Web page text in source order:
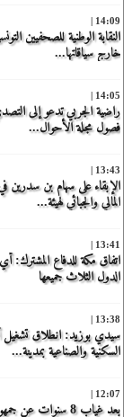
14:09 |
النقابة الوطنية للصحفيين
خارج سياقاتها...
14:05 |
راضية الجربي تدعو إلى
فصول مجلة الأحوال...
13:43 |
الإبقاء على سهام بن سدرين
المالي والجبائي لهيئة...
13:41 |
‏اتفاق مكة للدفاع المشترك:
الدول الثلاث جميعها
13:38 |
سيدي بوزيد: انطلاق تشغيل
السكنية والصناعية بمدينة...
12:07 |
بعد غياب 8 سنوات